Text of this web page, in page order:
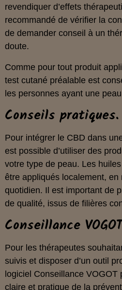
revendiquer d’effets
recommandé de vérifier la
de demander conseil à un
doute.
Comme pour tout produit
test cutané préalable est
les personnes ayant une
Conseils pratiques.
Pour intégrer le CBD dans
est possible d’utiliser des
votre type de peau. Les
être appliqués localement, en
quotidien. Il est important de
de qualité, issus de filières
Conseillance
Pour les thérapeutes
suivis et disposer d’un outil
logiciel Conseillance
claire et pratique de la